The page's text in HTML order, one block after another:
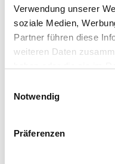
Verwendung unserer
soziale Medien,
Partner führen diese
weiteren Daten
Cookies, wenn Sie
Notwendig
Präferenzen
OG - Krumpa
06242 Krumpa
OG -
Wiesenweg